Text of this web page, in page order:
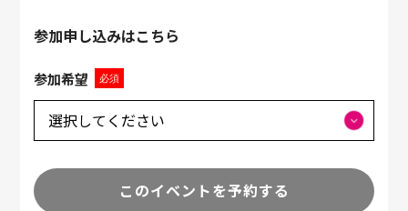
参加申し込みはこちら
参加希望 必須
このイベントを予約する